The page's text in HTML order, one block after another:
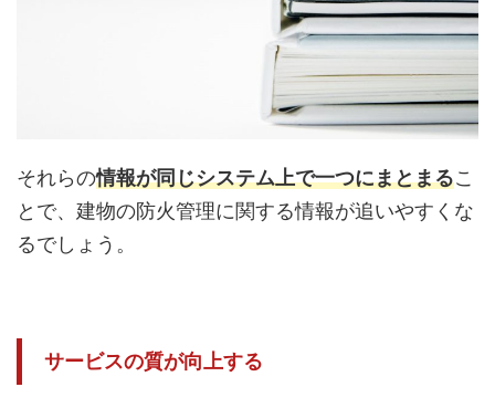
それらの情報が同じシステム上で一つにまとまるこ
とで、建物の防火管理に関する情報が追いやすくな
るでしょう。
サービスの質が向上する